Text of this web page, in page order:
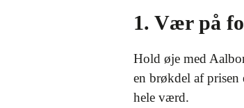
1. Vær på
Hold øje med
en brøkdel af
hele værd.